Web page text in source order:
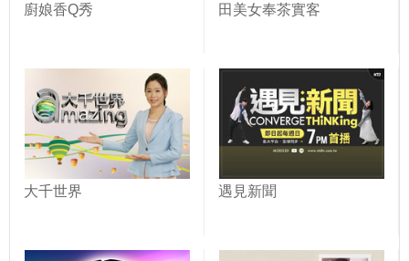
廚娘香Q秀 田美女奉茶實客
大千世界 遇見新聞